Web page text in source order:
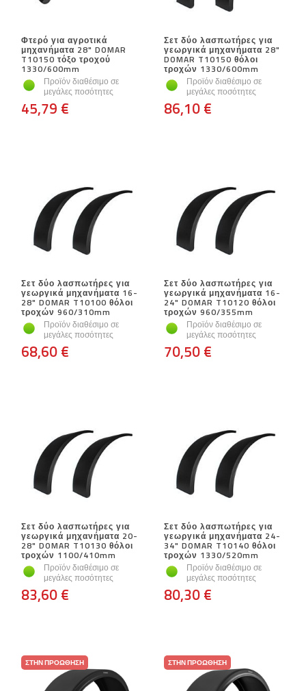
Φτερό για αγροτικά
μηχανήματα 28" DOMAR
T10150 τόξο τροχού
1330/600mm
Προϊόν διαθέσιμο σε
μεγάλες ποσότητες
45,79 €
Σετ δύο λασπωτήρες για
γεωργικά μηχανήματα 28"
DOMAR T10150 θόλοι
τροχών 1330/600mm
Προϊόν διαθέσιμο σε
μεγάλες ποσότητες
86,10 €
Σετ δύο λασπωτήρες για
γεωργικά μηχανήματα 16-
28" DOMAR T10100 θόλοι
τροχών 960/310mm
Προϊόν διαθέσιμο σε
μεγάλες ποσότητες
68,60 €
Σετ δύο λασπωτήρες για
γεωργικά μηχανήματα 16-
24" DOMAR T10120 θόλοι
τροχών 960/355mm
Προϊόν διαθέσιμο σε
μεγάλες ποσότητες
70,50 €
Σετ δύο λασπωτήρες για
γεωργικά μηχανήματα 20-
28" DOMAR T10130 θόλοι
τροχών 1100/410mm
Προϊόν διαθέσιμο σε
μεγάλες ποσότητες
83,60 €
Σετ δύο λασπωτήρες για
γεωργικά μηχανήματα 24-
34" DOMAR T10140 θόλοι
τροχών 1330/520mm
Προϊόν διαθέσιμο σε
μεγάλες ποσότητες
80,30 €
ΣΤΗΝ ΠΡΟΏΘΗΣΗ ΣΤΗΝ ΠΡΟΏΘΗΣΗ